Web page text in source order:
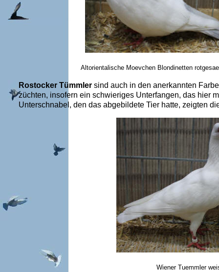
Altorientalische Moevchen Blondinetten
Rostocker Tümmler sind auch in den anerkannten
züchten, insofern ein schwieriges Unterfangen, das hier
Unterschnabel, den das abgebildete Tier hatte, zeigten
Wiener